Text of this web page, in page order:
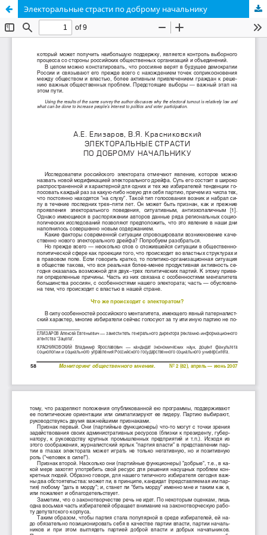
Электоральные страсти по доброму начальнику